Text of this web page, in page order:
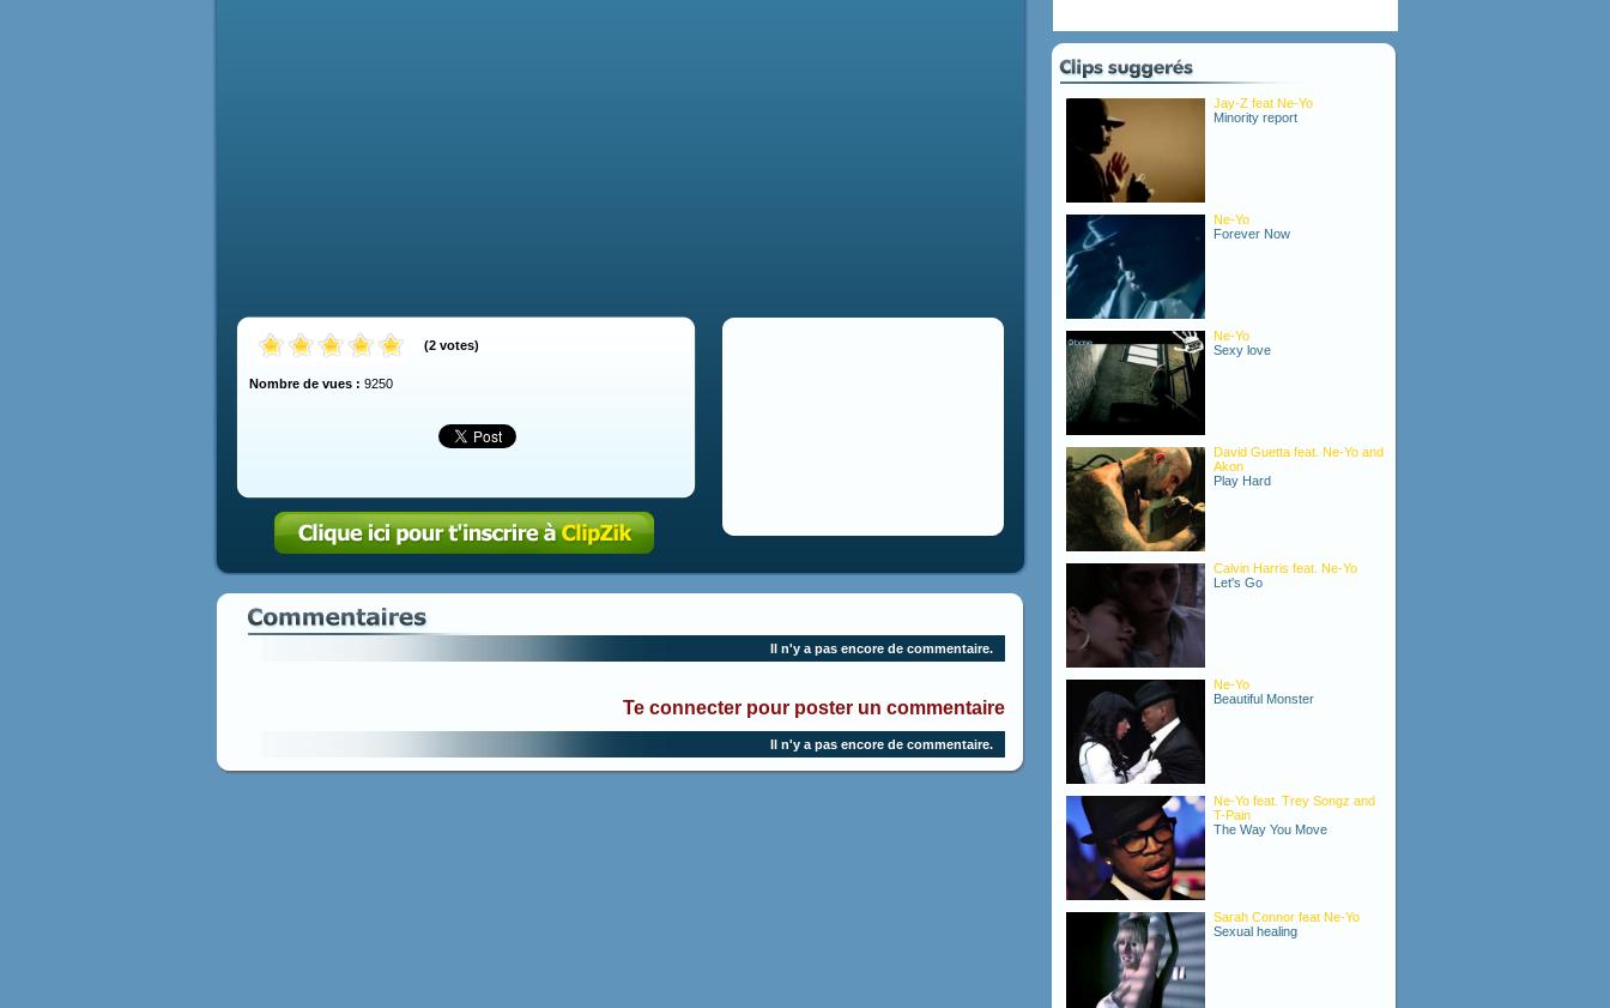
(2 votes)
Nombre de vues : 9250
Il n'y a pas encore de commentaire.
Te connecter pour poster un commentaire
Il n'y a pas encore de commentaire.
Jay-Z feat Ne-Yo
Minority report
Ne-Yo
Forever Now
Ne-Yo
Sexy love
David Guetta feat. Ne-Yo and
Akon
Play Hard
Calvin Harris feat. Ne-Yo
Let's Go
Ne-Yo
Beautiful Monster
Ne-Yo feat. Trey Songz and
T-Pain
The Way You Move
Sarah Connor feat Ne-Yo
Sexual healing